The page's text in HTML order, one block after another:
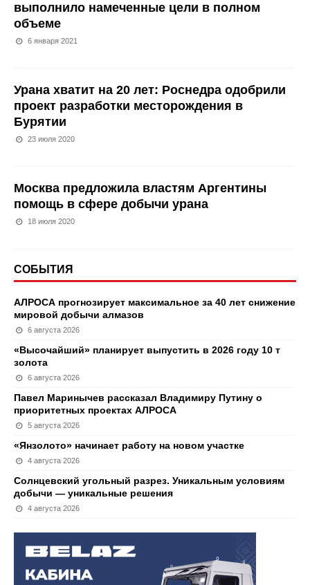
выполнило намеченные цели в полном
объеме
6 января 2021
Урана хватит на 20 лет: Роснедра одобрили
проект разработки месторождения в
Бурятии
23 июля 2020
Москва предложила властям Аргентины
помощь в сфере добычи урана
18 июля 2020
СОБЫТИЯ
АЛРОСА прогнозирует максимальное за 40 лет снижение
мировой добычи алмазов
6 августа 2026
«Высочайший» планирует выпустить в 2026 году 10 т
золота
6 августа 2026
Павел Маринычев рассказал Владимиру Путину о
приоритетных проектах АЛРОСА
5 августа 2026
«Янзолото» начинает работу на новом участке
4 августа 2026
Солнцевский угольный разрез. Уникальным условиям
добычи — уникальные решения
4 августа 2026